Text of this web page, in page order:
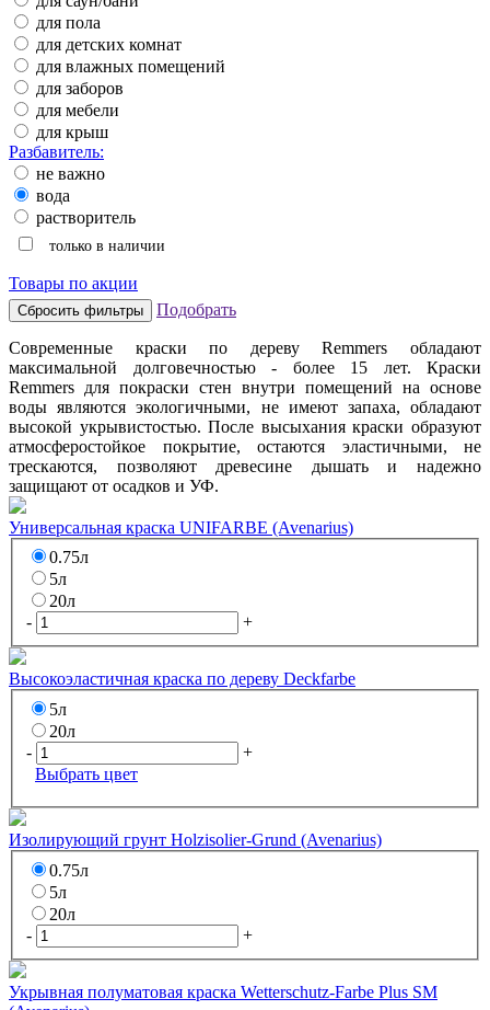
для пола
для детских комнат
для влажных помещений
для заборов
для мебели
для крыш
Разбавитель:
не важно
вода
растворитель
только в наличии
Товары по акции
Подобрать
Современные краски по дереву Remmers обладают
максимальной долговечностью - более 15 лет. Краски
Remmers для покраски стен внутри помещений на основе
воды являются экологичными, не имеют запаха, обладают
высокой укрывистостью. После высыхания краски образуют
атмосферостойкое покрытие, остаются эластичными, не
трескаются, позволяют древесине дышать и надежно
защищают от осадков и УФ.
Универсальная краска UNIFARBE (Avenarius)
0.75л
5л
20л
-
+
Высокоэластичная краска по дереву Deckfarbe
5л
20л
-
+
Выбрать цвет
Изолирующий грунт Holzisolier-Grund (Avenarius)
0.75л
5л
20л
-
+
Укрывная полуматовая краска Wetterschutz-Farbe Plus SM